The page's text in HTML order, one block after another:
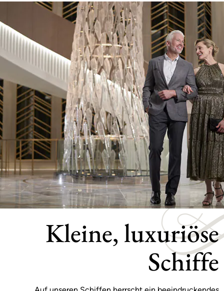
Kleine, luxuriöse
Schiffe